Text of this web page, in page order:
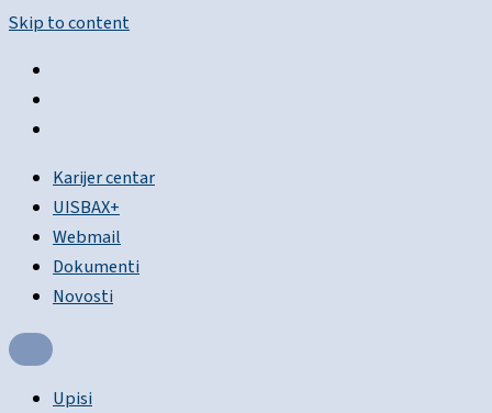
Skip to content
Karijer centar
UISBAX+
Webmail
Dokumenti
Novosti
Upisi